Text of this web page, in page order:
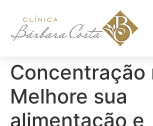
Concentração
Melhore sua
alimentação e